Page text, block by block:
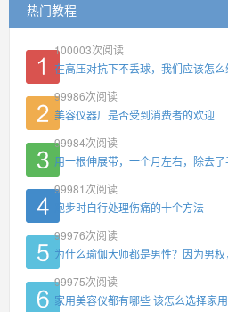
热门教程
100003次阅读
在高压对抗下不丢球，我们应该怎么
99986次阅读
美容仪器厂是否受到消费者的欢迎
99984次阅读
用一根伸展带，一个月左右，除去
99981 次阅读
跑步时自行处理伤痛的十个方法
99976次阅读
为什么瑜伽大师都是男性？因为男
99975次阅读
家用美容仪都有哪些 该怎么选择家